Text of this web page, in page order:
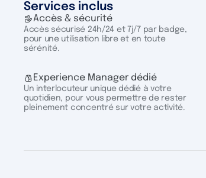
Services inclus
Accès & sécurité
Accès sécurisé 24h/24 et 7j/7 par badge,
pour une utilisation libre et en toute
sérénité.
Experience Manager dédié
Un interlocuteur unique dédié à votre
quotidien, pour vous permettre de rester
pleinement concentré sur votre activité.